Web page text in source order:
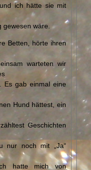
ich hätte sie mit
wäre.
Betten, hörte ihren
warteten wir
Es gab einmal eine
Hund hättest, ein
Geschichten
nur noch mit „Ja“
hatte mich von